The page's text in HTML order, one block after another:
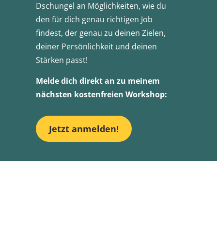
Dschungel an Möglichkeiten, wie du
den für dich genau richtigen Job
findest, der genau zu deinen Zielen,
deiner Persönlichkeit und deinen
Stärken passt!
Melde dich direkt an zu meinem
nächsten kostenfreien Workshop:
Jetzt anmelden!